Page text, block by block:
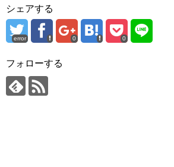
シェアする
error 0 0
フォローする